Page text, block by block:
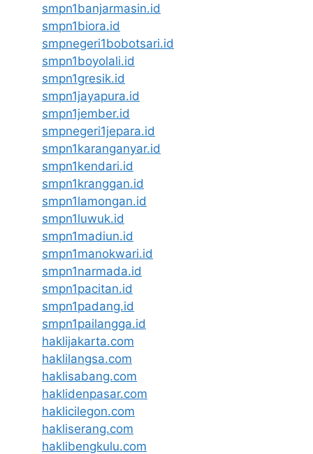
smpn1banjarmasin.id
smpn1biora.id
smpnegeri1bobotsari.id
smpn1boyolali.id
smpn1gresik.id
smpn1jayapura.id
smpn1jember.id
smpnegeri1jepara.id
smpn1karanganyar.id
smpn1kendari.id
smpn1kranggan.id
smpn1lamongan.id
smpn1luwuk.id
smpn1madiun.id
smpn1manokwari.id
smpn1narmada.id
smpn1pacitan.id
smpn1padang.id
smpn1pailangga.id
haklijakarta.com
haklilangsa.com
haklisabang.com
haklidenpasar.com
haklicilegon.com
hakliserang.com
haklibengkulu.com